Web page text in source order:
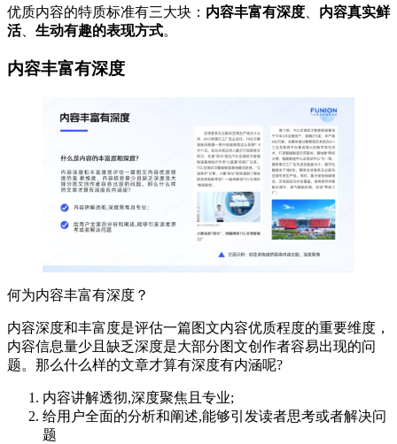
优质内容的特质标准有三大块： 内容丰富有深度
内容真实鲜
活、 生动有趣的表现方式。
内容丰富有深度
何为内容丰富有深度？
内容深度和丰富度是评估一篇图文内容优质程度的重要维度，
内容信息量少且缺乏深度是大部分图文创作者容易出现的问
题。那么什么样的文章才算有深度有内涵呢?
内容讲解透彻,深度聚焦且专业;
给用户全面的分析和阐述,能够引发读者思考或者解决问
题